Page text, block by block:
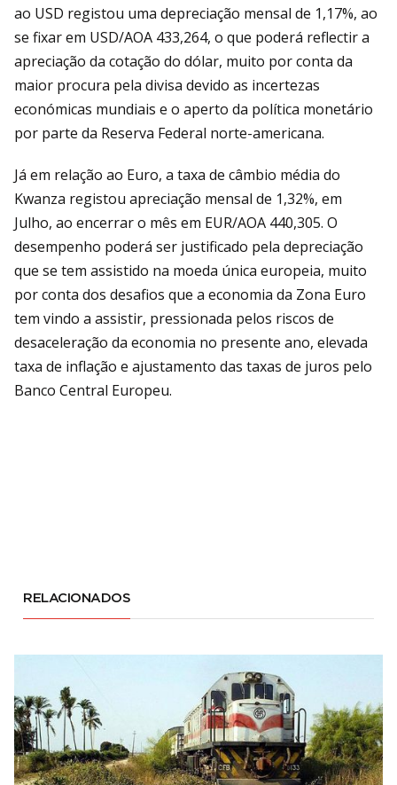
ao USD registou uma depreciação mensal de 1,17%, ao
se fixar em USD/AOA 433,264, o que poderá reflectir a
apreciação da cotação do dólar, muito por conta da
maior procura pela divisa devido as incertezas
económicas mundiais e o aperto da política monetário
por parte da Reserva Federal norte-americana.
Já em relação ao Euro, a taxa de câmbio média do
Kwanza registou apreciação mensal de 1,32%, em
Julho, ao encerrar o mês em EUR/AOA 440,305. O
desempenho poderá ser justificado pela depreciação
que se tem assistido na moeda única europeia, muito
por conta dos desafios que a economia da Zona Euro
tem vindo a assistir, pressionada pelos riscos de
desaceleração da economia no presente ano, elevada
taxa de inflação e ajustamento das taxas de juros pelo
Banco Central Europeu.
RELACIONADOS